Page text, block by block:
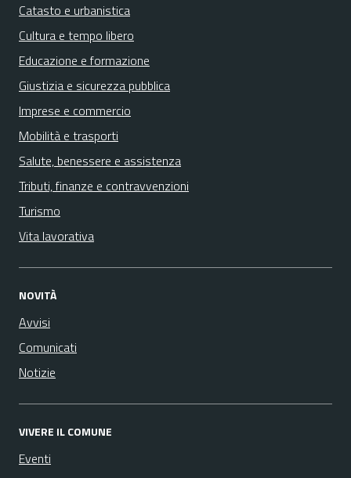
Catasto e urbanistica
Cultura e tempo libero
Educazione e formazione
Giustizia e sicurezza pubblica
Imprese e commercio
Mobilità e trasporti
Salute, benessere e assistenza
Tributi, finanze e contravvenzioni
Turismo
Vita lavorativa
NOVITÀ
Avvisi
Comunicati
Notizie
VIVERE IL COMUNE
Eventi